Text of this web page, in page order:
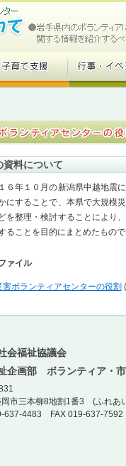
資料について
６年１０月の新潟県中越地震
にすることで、本県で大規模
を整理・検討することにより
ることを目的にまとめたもの
ァイル
害ボランティアセンターの役割
会福祉協議会
企画部 ボランティア・
岡市三本柳8地割1番3 (ふれあ
637-4483 FAX 019-637-